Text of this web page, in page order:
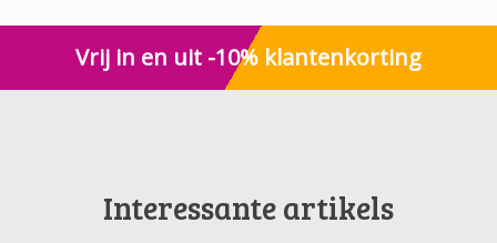
Vrij in en uit -10% klantenkorting
Interessante artikels